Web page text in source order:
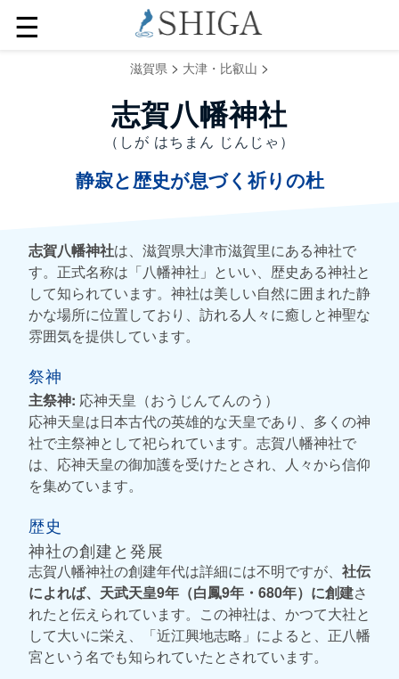
☰
滋賀県 > 大津・比叡山 >
志賀八幡神社
（しが はちまん じんじゃ）
静寂と歴史が息づく祈りの杜
志賀八幡神社は、滋賀県大津市滋賀里にある神社で
す。正式名称は「八幡神社」といい、歴史ある神社と
して知られています。神社は美しい自然に囲まれた静
かな場所に位置しており、訪れる人々に癒しと神聖な
雰囲気を提供しています。
祭神
主祭神: 応神天皇（おうじんてんのう）
応神天皇は日本古代の英雄的な天皇であり、多くの神
社で主祭神として祀られています。志賀八幡神社で
は、応神天皇の御加護を受けたとされ、人々から信仰
を集めています。
歴史
神社の創建と発展
志賀八幡神社の創建年代は詳細には不明ですが、 社伝
によれば、天武天皇9年（白鳳9年・680年）に創建さ
れたと伝えられています。この神社は、かつて大社と
して大いに栄え、「近江興地志略」によると、正八幡
宮という名でも知られていたとされています。